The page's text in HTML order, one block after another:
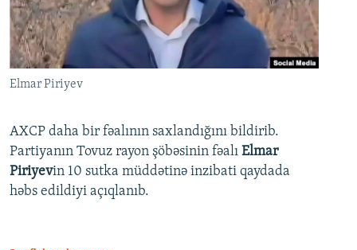
Elmar Piriyev
AXCP daha bir fəalının saxlandığını bildirib.
Partiyanın Tovuz rayon şöbəsinin fəalı Elmar
Piriyevin 10 sutka müddətinə inzibati qaydada
həbs edildiyi açıqlanıb.